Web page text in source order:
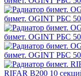
бимет. OGINT РБС
бимет. OGINT РБС
бимет. OGINT РБС
RIFAR B200 10